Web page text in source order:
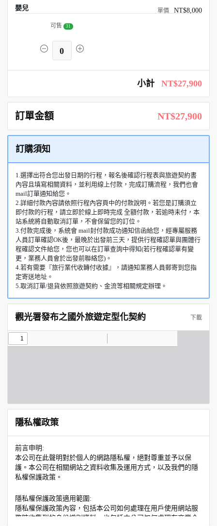
嬰兒 NT$8,000
可售 31
0
小計 NT$27,900
訂單金額 NT$27,900
訂購須知
1.選擇出符合您出發日期的行程，報名後確認行程表與旅遊契約書
內容且填寫相關資料，並利用線上付款，完成訂購流程，我們也會
mail訂單通知給您。
2.詳細付款內容請依照行程內容頁中的付款說明。若您是訂購須立
即付款的行程，請立即於線上即時完成 全額付款，若逾時未付，本
站系統將自動取消訂單，不會保留您的訂位。
3.付款完成後，系統會 mail封付款成功通知信函給您，經專屬服務
人員訂單確認OK後，最晚於出發前三天，提供行程確認單與團體行
程確認文件給您，您也可以在訂單查詢中得知(若行程確認單有變
更，業務人員會於出發前聯絡您)。
4.若有需要『旅行業代收轉付收據』，請通知業務人員郵寄到您指
定寄送地址。
5.取消訂單/退貨依照旅遊契約、金流等相關規定辦理。
觀光署發布之國外旅遊定型化契約 下載
隱私權政策
前言申明:
本公司在此聲明對於個人的網路隱私權，絕對尊重並予以保
護。本公司在相關網站之資料收集及運用方式，以及我們的隱
私權保護政策。
隱私權保護政策適用範圍:
隱私權保護政策內容，包括本公司如何處理在用戶使用網站服
務時收集到的身份識別資料，也包括本公司如何處理在商業合